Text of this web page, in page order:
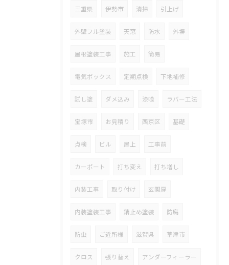
三重県 伊勢市 清掃 引上げ
外壁フル塗装 天窓 防水 外塀
屋根塗装工事 施工 簡易
電気ボックス 定期点検 下地補修
試し塗 ダメ込み 漆喰 ラバー工法
宝塚市 お見積り 西京区 基礎
点検 ビル 屋上 工事前
カーポート 打ち変え 打ち増し
内装工事 取り付け 玄関扉
内装塗装工事 錆止め塗装 防腐
防虫 ご近所様 滋賀県 草津市
クロス 張り替え アンダーフィーラー